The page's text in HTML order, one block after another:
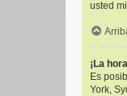
usted
¡La
Es
York,